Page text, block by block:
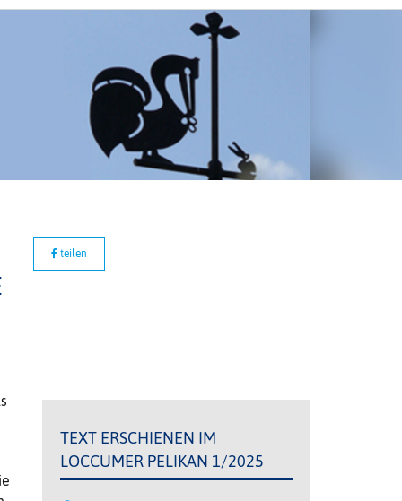
teilen
TEXT ERSCHIENEN IM
LOCCUMER PELIKAN 1/2025